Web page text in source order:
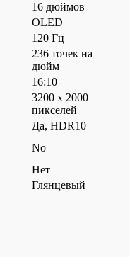
16 дюймов
OLED
120 Гц
236 точек на
дюйм
16:10
3200 x 2000
пикселей
Да, HDR10
No
Нет
Глянцевый